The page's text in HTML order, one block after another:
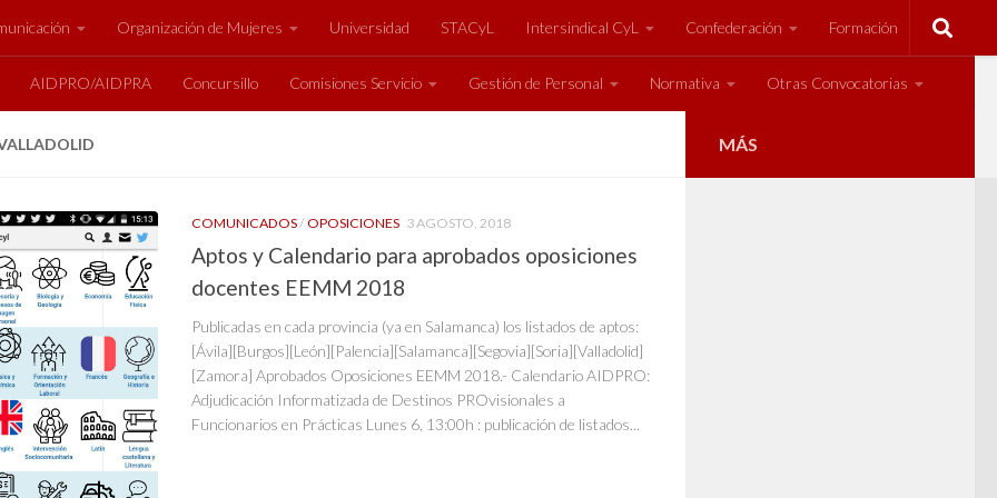
Organización de Mujeres Universidad STACyL Intersindical CyL Confederación Formación
AIDPRO/AIDPRA Concursillo Comisiones Servicio Gestión de Personal Normativa Otras Convocatorias
COMUNICADOS/OPOSICIONES 3 AGOSTO, 2018
Aptos y Calendario para aprobados oposiciones
docentes EEMM 2018
Publicadas en cada provincia (ya en Salamanca) los listados de aptos:
[Ávila][Burgos][León][Palencia][Salamanca][Segovia][Soria][Valladolid]
[Zamora] Aprobados Oposiciones EEMM 2018.- Calendario AIDPRO:
Adjudicación Informatizada de Destinos PROvisionales a
Funcionarios en Prácticas Lunes 6, 13:00h : publicación de listados...
MÁS